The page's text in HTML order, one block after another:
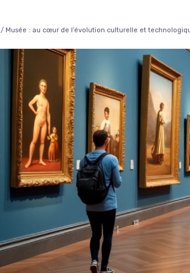
/ Musée : au cœur de l’évolution culturelle et